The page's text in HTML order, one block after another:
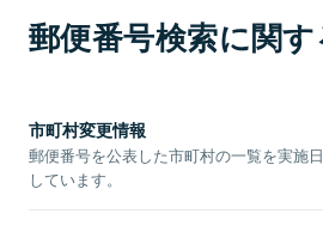
郵便番号検索に関
市町村変更情報
郵便番号を公表した市町村の一覧を実施
しています。